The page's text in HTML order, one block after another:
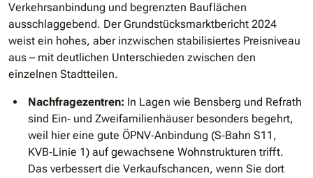
Verkehrsanbindung und begrenzten Bauflächen
ausschlaggebend. Der Grundstücksmarktbericht 2024
weist ein hohes, aber inzwischen stabilisiertes Preisniveau
aus – mit deutlichen Unterschieden zwischen den
einzelnen Stadtteilen.
Nachfragezentren: In Lagen wie Bensberg und Refrath
sind Ein‐ und Zweifamilienhäuser besonders begehrt,
weil hier eine gute ÖPNV‐Anbindung (S‐Bahn S11,
KVB‐Linie 1) auf gewachsene Wohnstrukturen trifft.
Das verbessert die Verkaufschancen, wenn Sie dort